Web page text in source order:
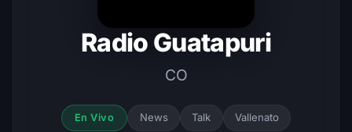
Radio Guatapuri
CO
En Vivo News Talk Vallenato